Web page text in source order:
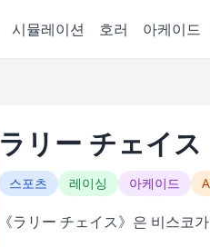
시뮬레이션 호러 아케이드
ラリー チェイス
스포츠 레이싱 아케이드
《ラリー チェイス》은 비스코